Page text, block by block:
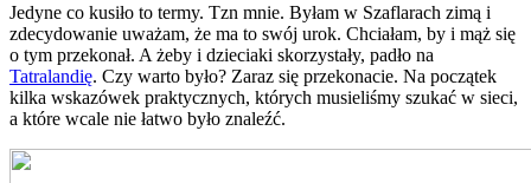
Jedyne co kusiło to termy. Tzn mnie. Byłam w Szaflarach zimą i
zdecydowanie uważam, że ma to swój urok. Chciałam, by i mąż się
o tym przekonał. A żeby i dzieciaki skorzystały, padło na
Tatralandię. Czy warto było? Zaraz się przekonacie. Na początek
kilka wskazówek praktycznych, których musieliśmy szukać w sieci,
a które wcale nie łatwo było znaleźć.